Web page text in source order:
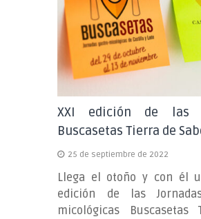
XXI edición de las
Buscasetas Tierra de
25 de septiembre de 2022
Llega el otoño y con él
edición de las
micológicas Buscasetas